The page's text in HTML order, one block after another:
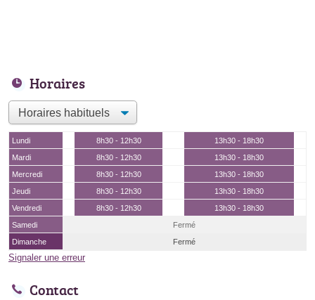
Horaires
Lundi 8h30 - 12h30
13h30 - 18h30
Mardi
8h30 - 12h30
13h30 - 18h30
Mercredi
8h30 - 12h30
13h30 - 18h30
Jeudi
8h30 - 12h30
13h30 - 18h30
Vendredi
8h30 - 12h30
13h30 - 18h30
Samedi
Fermé
Dimanche
Fermé
Signaler une erreur
Contact